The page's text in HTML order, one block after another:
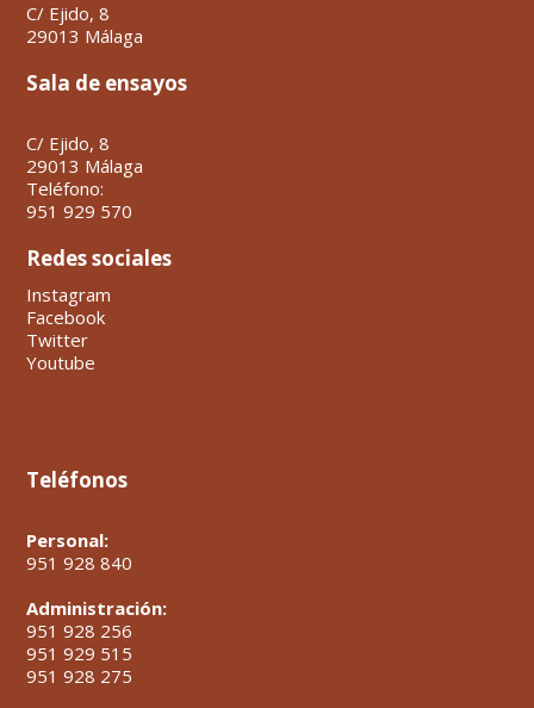
C/ Ejido, 8
29013 Málaga
Sala de ensayos
C/ Ejido, 8
29013 Málaga
Teléfono:
951 929 570
Redes sociales
Instagram
Facebook
Twitter
Youtube
Teléfonos
Personal:
951 928 840
Administración:
951 928 256
951 929 515
951 928 275